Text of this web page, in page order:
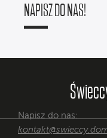
NAPISZ DO NAS!
Napisz do nas: